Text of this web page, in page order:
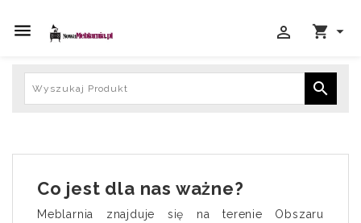
  


Co jest dla nas ważne?
Meblarnia znajduje się na terenie Obszaru